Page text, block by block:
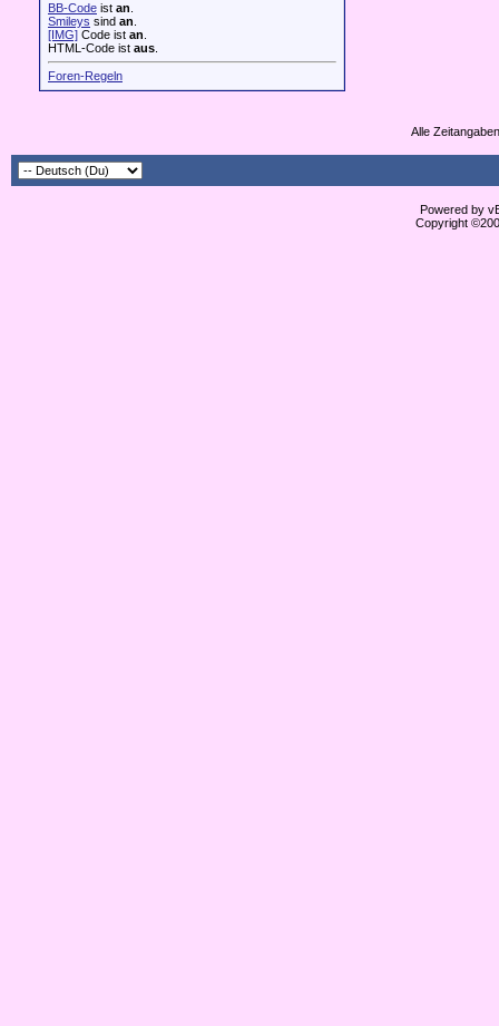
BB-Code ist an
Smileys sind an
[IMG] Code ist an
HTML-Code ist aus
Foren-Regeln
Alle
Powered by
Copyright